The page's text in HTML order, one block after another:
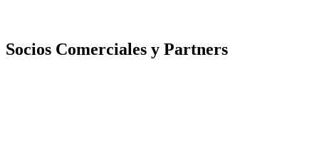
Socios Comerciales y Partners